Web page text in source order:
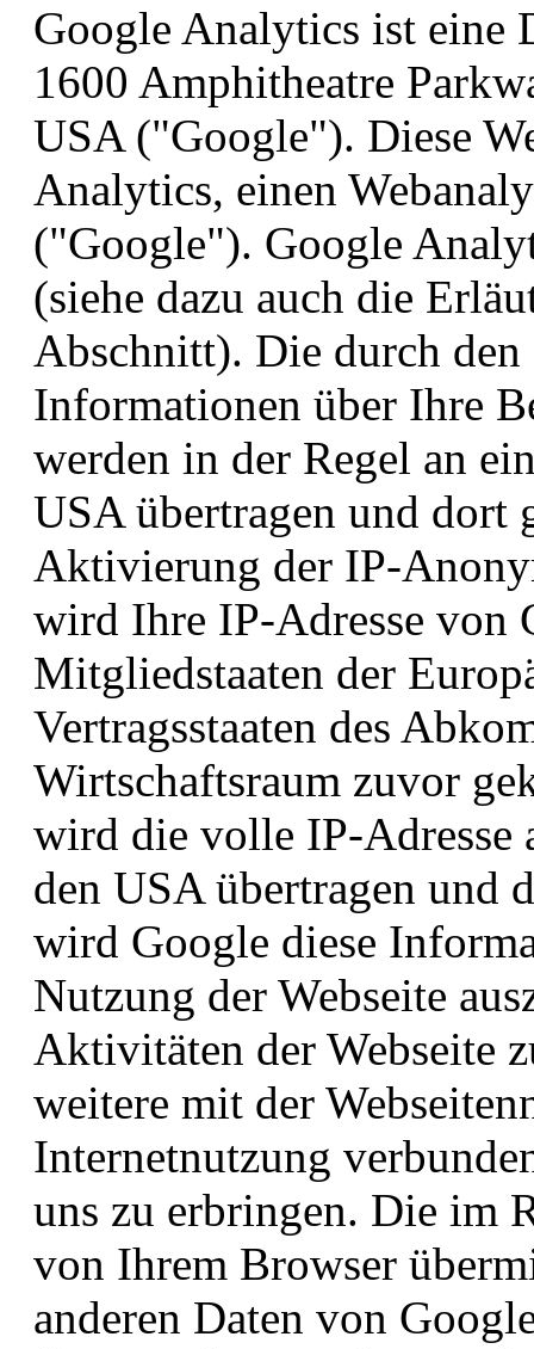
Google Analytics ist eine
1600 Amphitheatre
USA ("Google"). Diese
Analytics, einen
("Google"). Google
(siehe dazu auch die
Abschnitt). Die durch den
Informationen über Ihre
werden in der Regel an
USA übertragen und dort
Aktivierung der IP-
wird Ihre IP-Adresse von
Mitgliedstaaten der
Vertragsstaaten des
Wirtschaftsraum zuvor
wird die volle IP-Adresse
den USA übertragen und
wird Google diese
Nutzung der Webseite
Aktivitäten der Webseite
weitere mit der
Internetnutzung
uns zu erbringen. Die im
von Ihrem Browser
anderen Daten von